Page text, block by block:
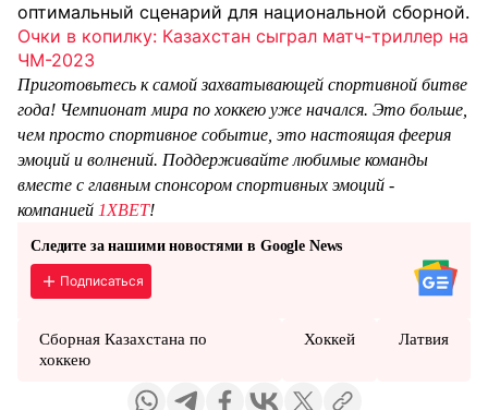
оптимальный сценарий для национальной сборной.
Очки в копилку: Казахстан сыграл матч-триллер на
ЧМ-2023
Приготовьтесь к самой захватывающей спортивной битве
года! Чемпионат мира по хоккею уже начался. Это больше,
чем просто спортивное событие, это настоящая феерия
эмоций и волнений. Поддерживайте любимые команды
вместе с главным спонсором спортивных эмоций -
компанией 1XBET!
Следите за нашими новостями в Google News
Подписаться
Сборная Казахстана по
хоккею
Хоккей Латвия